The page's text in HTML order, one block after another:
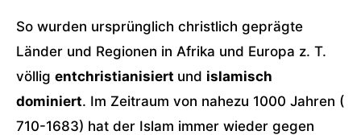
So wurden ursprünglich christlich geprägte
Länder und Regionen in Afrika und Europa z. T.
völlig entchristianisiert und islamisch
dominiert. Im Zeitraum von nahezu 1000 Jahren (
710-1683) hat der Islam immer wieder gegen